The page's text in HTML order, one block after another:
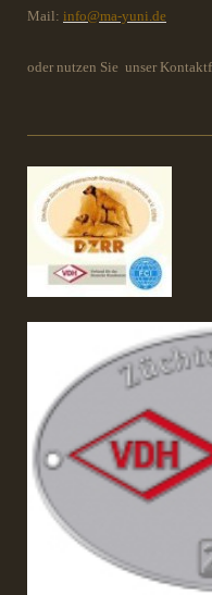
Mail: info@ma-yuni.de
oder nutzen Sie unser